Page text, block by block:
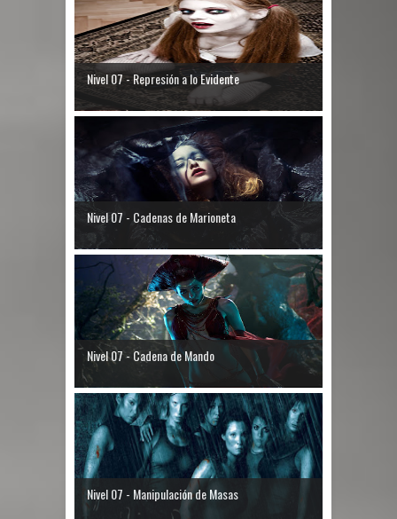
Nivel 07 - Represión a lo Evidente
Nivel 07 - Cadenas de Marioneta
Nivel 07 - Cadena de Mando
Nivel 07 - Manipulación de Masas